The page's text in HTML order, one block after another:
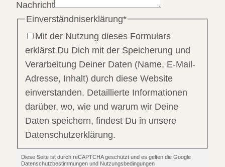
Nachricht
Einverständniserklärung*
Mit der Nutzung dieses Formulars
erklärst Du Dich mit der Speicherung und
Verarbeitung Deiner Daten (Name, E-Mail-
Adresse, Inhalt) durch diese Website
einverstanden. Detaillierte Informationen
darüber, wo, wie und warum wir Deine
Daten speichern, findest Du in unsere
Datenschutzerklärung.
Diese Seite ist durch reCAPTCHA geschützt und es gelten die Google
Datenschutzbestimmungen und Nutzungsbedingungen